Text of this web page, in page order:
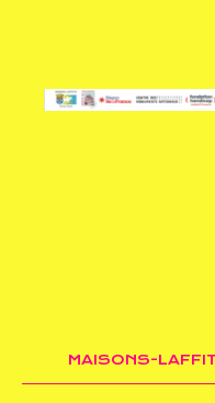
MAISONS-